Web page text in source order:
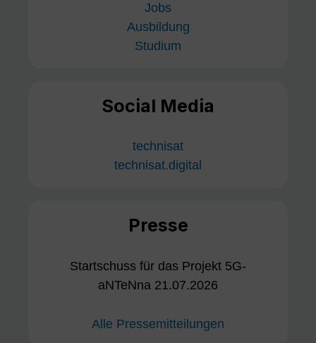
Jobs
Ausbildung
Studium
Social Media
technisat
technisat.digital
Presse
Startschuss für das Projekt 5G-
aNTeNna 21.07.2026
Alle Pressemitteilungen